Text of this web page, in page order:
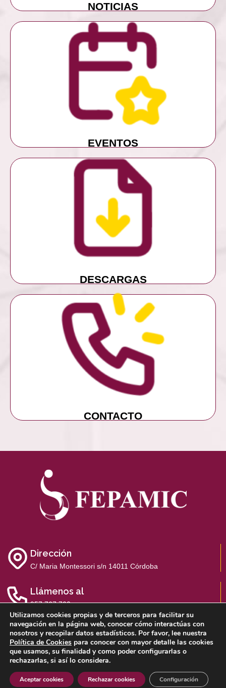
NOTICIAS
EVENTOS
EVENTOS
MÁS INFORMACIÓN
DESCARGAS
DESCARGAS
CONTACTO
CONTACTO
MÁS INFORMACIÓN
Dirección
C/ Maria Montessori s/n 14011 Córdoba
Llámenos al
957 767 700
Aviso LegalPolítica de Privacidad
Utilizamos cookies propias y de terceros para facilitar su
navegación en la página web, conocer cómo interactúas con
nosotros y recopilar datos estadísticos. Por favor, lee nuestra
Política de Cookies para conocer con mayor detalle las cookies
que usamos, su finalidad y como poder configurarlas o
rechazarlas, si así lo considera.
Aceptar cookies Rechazar cookies Configuración